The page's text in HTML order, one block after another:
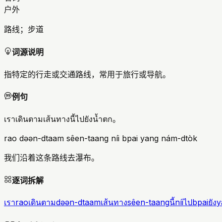
户外
路线；步道
词源说明
指特定的行走或交通路线，常用于旅行或导航。
例句
เราเดินตามเส้นทางนี้ไปยังน้ำตก。
rao dəən-dtaam sêen-taang níi bpai yang nám-dtòk
我们沿着这条路线去瀑布。
逐词拆解
เราraoเดินตามdəən-dtaamเส้นทางsêen-taangนี้níiไปbpaiยัง